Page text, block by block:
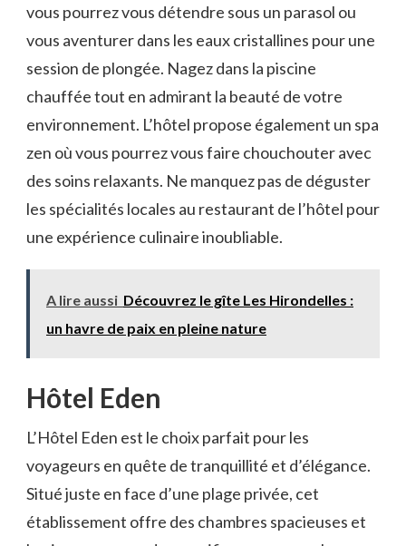
‍vous pourrez vous détendre sous un parasol ⁢ou‌
vous aventurer dans les ‍eaux cristallines ‌pour une
session de plongée. Nagez⁤ dans la piscine
chauffée tout en admirant la beauté de votre
environnement. L’hôtel‍ propose également un ​spa
⁤zen‌ où vous pourrez‍ vous faire ⁢chouchouter avec
des soins relaxants. Ne​ manquez ⁢pas ⁣de déguster​
les spécialités locales au restaurant de l’hôtel pour
⁣une expérience culinaire inoubliable.
A lire aussi Découvrez le gîte Les Hirondelles :
un havre de paix en pleine nature
Hôtel Eden
L’Hôtel Eden est le choix parfait pour les
voyageurs en quête de tranquillité et ‍d’élégance.
Situé ‌juste en face⁢ d’une plage privée, cet
établissement offre‌ des chambres‌ spacieuses et